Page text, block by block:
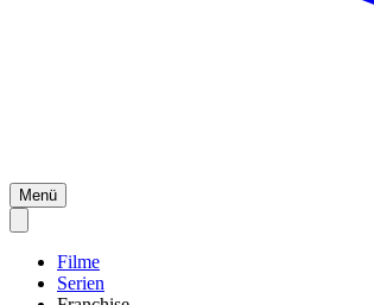
Menü
Filme
Serien